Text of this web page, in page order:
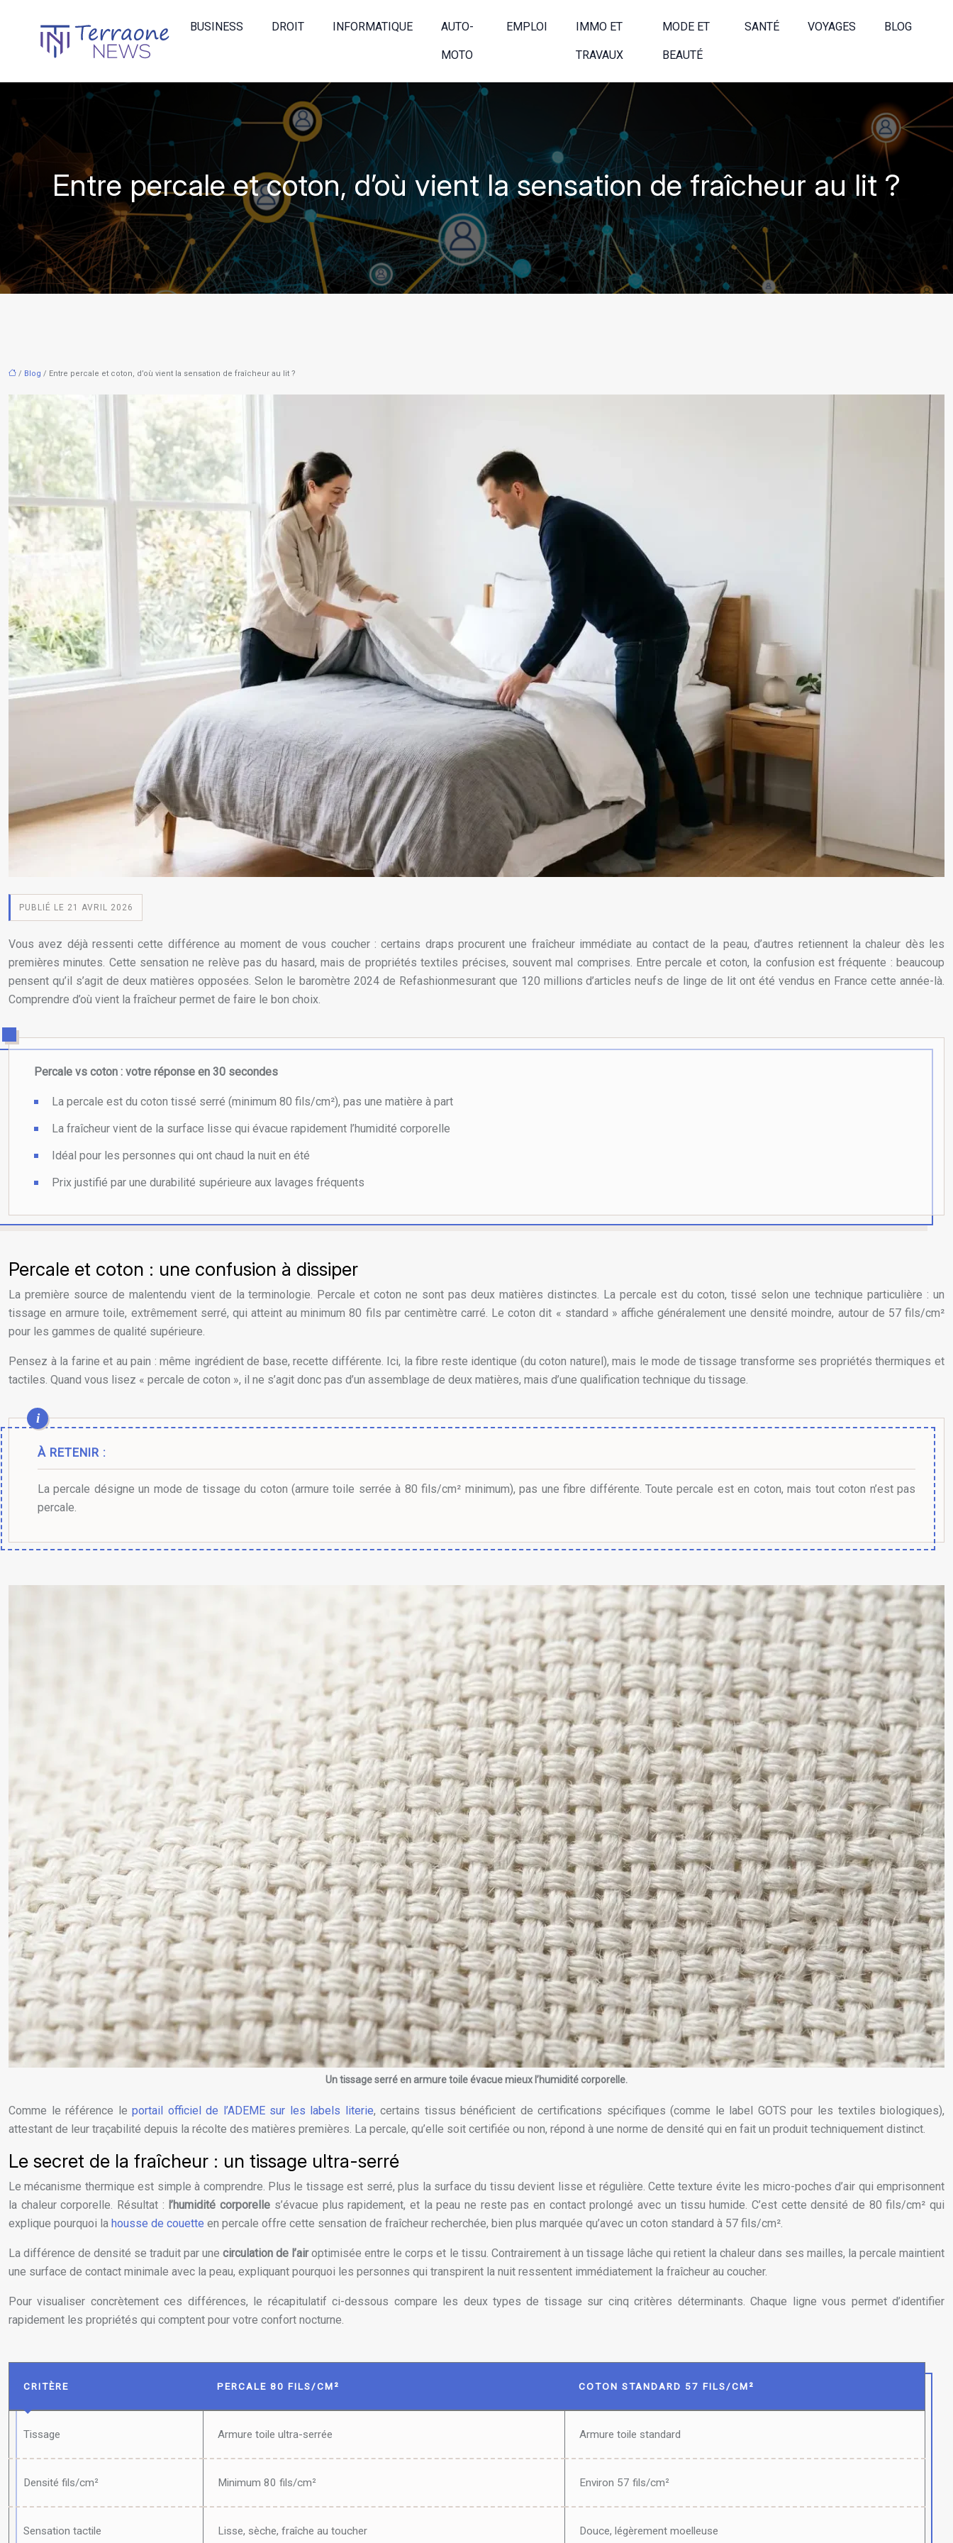
BUSINESS DROIT INFORMATIQUE AUTO-
MOTO
EMPLOI IMMO ET
TRAVAUX
MODE ET
BEAUTÉ
SANTÉ VOYAGES BLOG
Entre percale et coton, d’où vient la sensation de fraîcheur au lit ?
/ Blog / Entre percale et coton, d’où vient la sensation de fraîcheur au lit ?
PUBLIÉ LE 21 AVRIL 2026
Vous avez déjà ressenti cette différence au moment de vous coucher : certains draps procurent une fraîcheur immédiate au contact de la peau, d’autres retiennent la chaleur dès les
premières minutes. Cette sensation ne relève pas du hasard, mais de propriétés textiles précises, souvent mal comprises. Entre percale et coton, la confusion est fréquente : beaucoup
pensent qu’il s’agit de deux matières opposées. Selon le baromètre 2024 de Refashionmesurant que 120 millions d’articles neufs de linge de lit ont été vendus en France cette année-là.
Comprendre d’où vient la fraîcheur permet de faire le bon choix.
Percale vs coton : votre réponse en 30 secondes
La percale est du coton tissé serré (minimum 80 fils/cm²), pas une matière à part
La fraîcheur vient de la surface lisse qui évacue rapidement l’humidité corporelle
Idéal pour les personnes qui ont chaud la nuit en été
Prix justifié par une durabilité supérieure aux lavages fréquents
Percale et coton : une confusion à dissiper
La première source de malentendu vient de la terminologie. Percale et coton ne sont pas deux matières distinctes. La percale est du coton, tissé selon une technique particulière : un
tissage en armure toile, extrêmement serré, qui atteint au minimum80 fils par centimètre carré. Le coton dit « standard » affiche généralement une densité moindre, autour de 57 fils/cm²
pour les gammes de qualité supérieure.
Pensez à la farine et au pain : même ingrédient de base, recette différente. Ici, la fibre reste identique (du coton naturel), mais le mode de tissage transforme ses propriétés thermiques et
tactiles. Quand vous lisez « percale de coton », il ne s’agit donc pas d’un assemblage de deux matières, mais d’une qualification technique du tissage.
À RETENIR :
La percale désigne un mode de tissage du coton (armure toile serrée à 80 fils/cm² minimum), pas une fibre différente. Toute percale est en coton, mais tout coton n’est pas
percale.
Un tissage serré en armure toile évacue mieux l’humidité corporelle.
Comme le référence leportail officiel de l’ADEMEsur les labels literie, certains tissus bénéficient de certifications spécifiques (comme le label GOTS pour les textiles biologiques),
attestant de leur traçabilité depuis la récolte des matières premières. La percale, qu’elle soit certifiée ou non, répond à une norme de densité qui en fait un produit techniquement distinct.
Le secret de la fraîcheur : un tissage ultra-serré
Le mécanisme thermique est simple à comprendre. Plus le tissage est serré, plus la surface du tissu devient lisse et régulière. Cette texture évite les micro-poches d’air qui emprisonnent
la chaleur corporelle. Résultat : l’humidité corporelle s’évacue plus rapidement, et la peau ne reste pas en contact prolongé avec un tissu humide. C’est cette densité de 80 fils/cm² qui
explique pourquoi la housse de couette en percale offre cette sensation de fraîcheur recherchée, bien plus marquée qu’avec un coton standard à 57 fils/cm².
La différence de densité se traduit par unecirculation de l’airoptimisée entre le corps et le tissu. Contrairement à un tissage lâche qui retient la chaleur dans ses mailles, la percale maintient
une surface de contact minimale avec la peau, expliquant pourquoi les personnes qui transpirent la nuit ressentent immédiatement la fraîcheur au coucher.
Pour visualiser concrètement ces différences, le récapitulatif ci-dessous compare les deux types de tissage sur cinq critères déterminants. Chaque ligne vous permet d’identifier
rapidement les propriétés qui comptent pour votre confort nocturne.
CRITÈRE PERCALE 80 FILS/CM² COTON STANDARD 57 FILS/CM²
Tissage Armure toile ultra-serrée Armure toile standard
Densité fils/cm² Minimum 80 fils/cm² Environ 57 fils/cm²
Sensation tactile Lisse, sèche, fraîche au toucher Douce, légèrement moelleuse